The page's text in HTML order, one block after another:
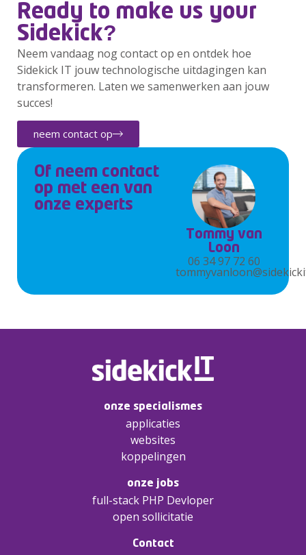
Ready to make us your
Sidekick?
Neem vandaag nog contact op en ontdek hoe
Sidekick IT jouw technologische uitdagingen kan
transformeren. Laten we samenwerken aan jouw
succes!
neem contact op
Of neem contact
op met een van
onze experts
Tommy van
Loon
06 34 97 72 60
onze specialismes
applicaties
websites
koppelingen
onze jobs
full-stack PHP Devloper
open sollicitatie
Contact